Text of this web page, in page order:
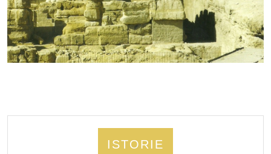
ISTORIE